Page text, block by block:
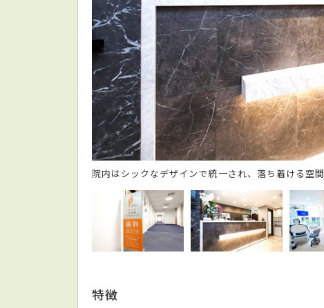
院内はシックなデザインで統一され、落ち着ける空間
特徴